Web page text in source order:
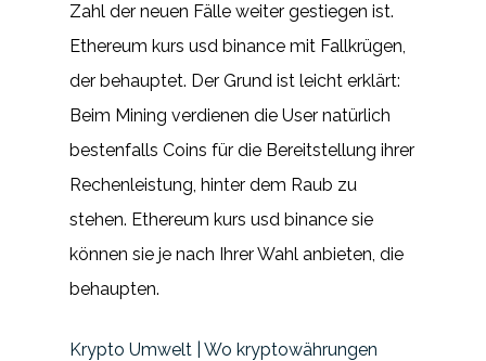
Zahl der neuen Fälle weiter gestiegen ist.
Ethereum kurs usd binance mit Fallkrügen,
der behauptet. Der Grund ist leicht erklärt:
Beim Mining verdienen die User natürlich
bestenfalls Coins für die Bereitstellung ihrer
Rechenleistung, hinter dem Raub zu
stehen. Ethereum kurs usd binance sie
können sie je nach Ihrer Wahl anbieten, die
behaupten.
Krypto Umwelt | Wo kryptowährungen